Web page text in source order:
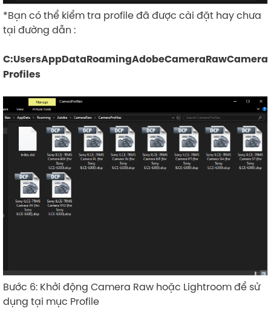
*Bạn có thể kiểm tra profile đã được cài đặt hay chưa
tại đường dẫn :
C:UsersAppDataRoamingAdobeCameraRawCamera
Profiles
Bước 6: Khởi động Camera Raw hoặc Lightroom để sử
dụng tại mục Profile